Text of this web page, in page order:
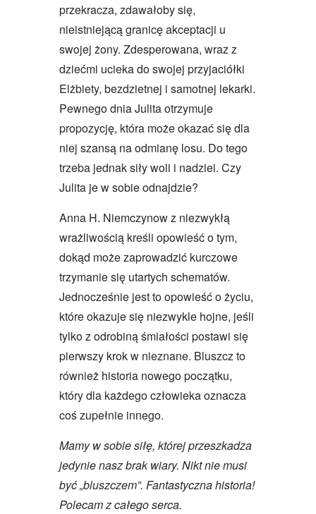
przekracza, zdawałoby się,
nieistniejącą granicę akceptacji u
swojej żony. Zdesperowana, wraz z
dziećmi ucieka do swojej przyjaciółki
Elżbiety, bezdzietnej i samotnej lekarki.
Pewnego dnia Julita otrzymuje
propozycję, która może okazać się dla
niej szansą na odmianę losu. Do tego
trzeba jednak siły woli i nadziei. Czy
Julita je w sobie odnajdzie?
Anna H. Niemczynow z niezwykłą
wrażliwością kreśli opowieść o tym,
dokąd może zaprowadzić kurczowe
trzymanie się utartych schematów.
Jednocześnie jest to opowieść o życiu,
które okazuje się niezwykle hojne, jeśli
tylko z odrobiną śmiałości postawi się
pierwszy krok w nieznane. Bluszcz to
również historia nowego początku,
który dla każdego człowieka oznacza
coś zupełnie innego.
Mamy w sobie siłę, której przeszkadza
jedynie nasz brak wiary. Nikt nie musi
być „bluszczem”. Fantastyczna historia!
Polecam z całego serca.